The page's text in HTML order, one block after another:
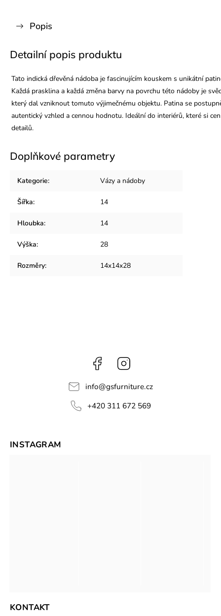
Popis
Detailní popis produktu
Tato indická dřevěná nádoba je fascinujícím kouskem s unikátní
Každá prasklina a každá změna barvy na povrchu této nádoby je
který dal vzniknout tomuto výjimečnému objektu. Patina se
autentický vzhled a cennou hodnotu. Ideální do interiérů, které si
detailů.
Doplňkové parametry
Kategorie: Vázy a nádoby
Šířka: 14
Hloubka: 14
Výška: 28
Rozměry: 14x14x28
Facebook
info@gsfurniture.cz
+420 311 672 569
KONTAKT
INSTAGRAM